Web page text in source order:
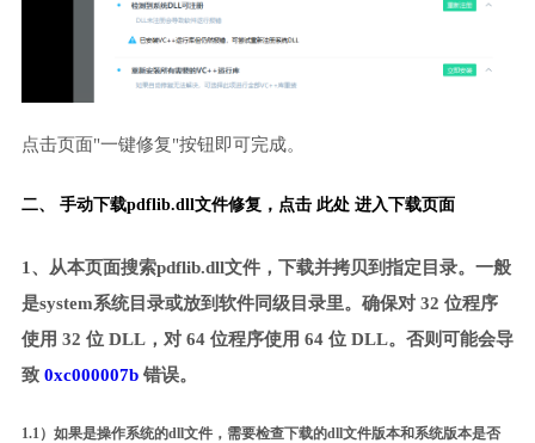
点击页面"一键修复"按钮即可完成。
二、 手动下载pdflib.dll文件修复， 点击 此处 进入下载页面
1、从本页面搜索pdflib.dll文件，下载并拷贝到指定目录。一般
是system系统目录或放到软件同级目录里。确保对 32 位程序
使用 32 位 DLL，对 64 位程序使用 64 位 DLL。否则可能会导
致 0xc000007b错误。
1.1）如果是操作系统的dll文件，需要检查下载的dll文件版本和系统版本是否